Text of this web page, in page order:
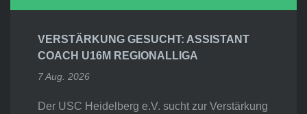
VERSTÄRKUNG GESUCHT: ASSISTANT
COACH U16M REGIONALLIGA
7 Aug. 2026
Der USC Heidelberg e.V. sucht zur Verstärkung